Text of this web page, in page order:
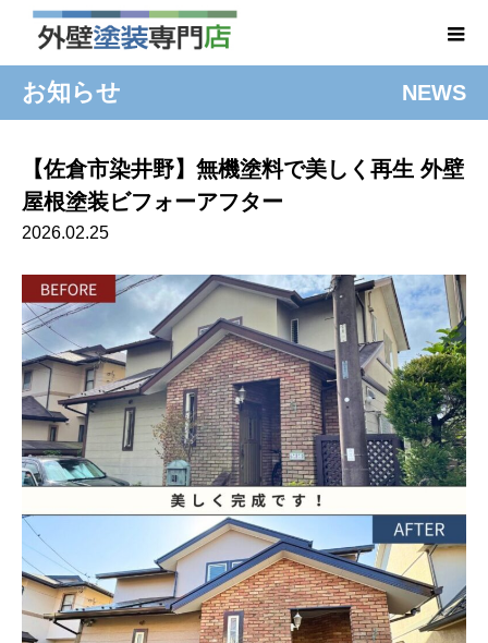
お知らせ NEWS
【佐倉市染井野】無機塗料で美しく再生 外壁
屋根塗装ビフォーアフター
2026.02.25